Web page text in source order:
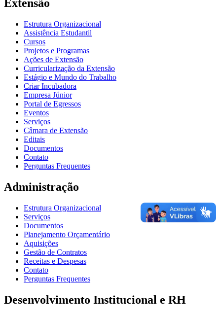
Extensão
Estrutura Organizacional
Assistência Estudantil
Cursos
Projetos e Programas
Ações de Extensão
Curricularização da Extensão
Estágio e Mundo do Trabalho
Criar Incubadora
Empresa Júnior
Portal de Egressos
Eventos
Serviços
Câmara de Extensão
Editais
Documentos
Contato
Perguntas Frequentes
Administração
Estrutura Organizacional
Serviços
Documentos
Planejamento Orçamentário
Aquisições
Gestão de Contratos
Receitas e Despesas
Contato
Perguntas Frequentes
Desenvolvimento Institucional e RH